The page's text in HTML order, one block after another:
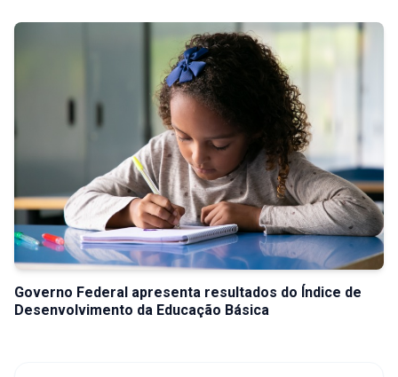
Governo Federal apresenta resultados do Índice de
Desenvolvimento da Educação Básica